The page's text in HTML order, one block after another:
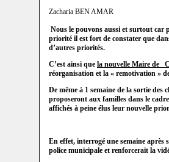
Zacharia BEN AMAR
Nous le pouvons aussi et surtout car
priorité il est fort de constater que
d’autres priorités.
C’est ainsi que la nouvelle Maire de
réorganisation et la « remotivation »
De même à 1 semaine de la sortie des
proposeront aux familles dans le
affichés à peine élus leur nouvelle
En effet, interrogé une semaine après
police municipale et renforcerait la